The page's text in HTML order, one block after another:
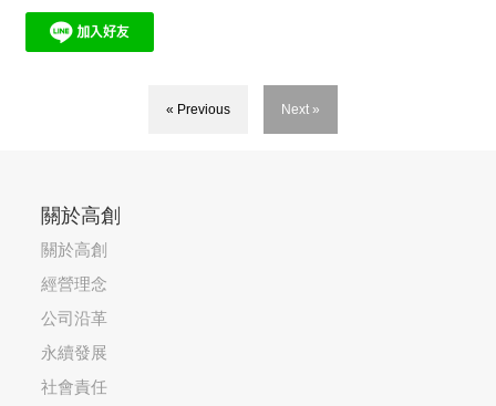
« Previous Next »
關於高創
關於高創
經營理念
公司沿革
永續發展
社會責任